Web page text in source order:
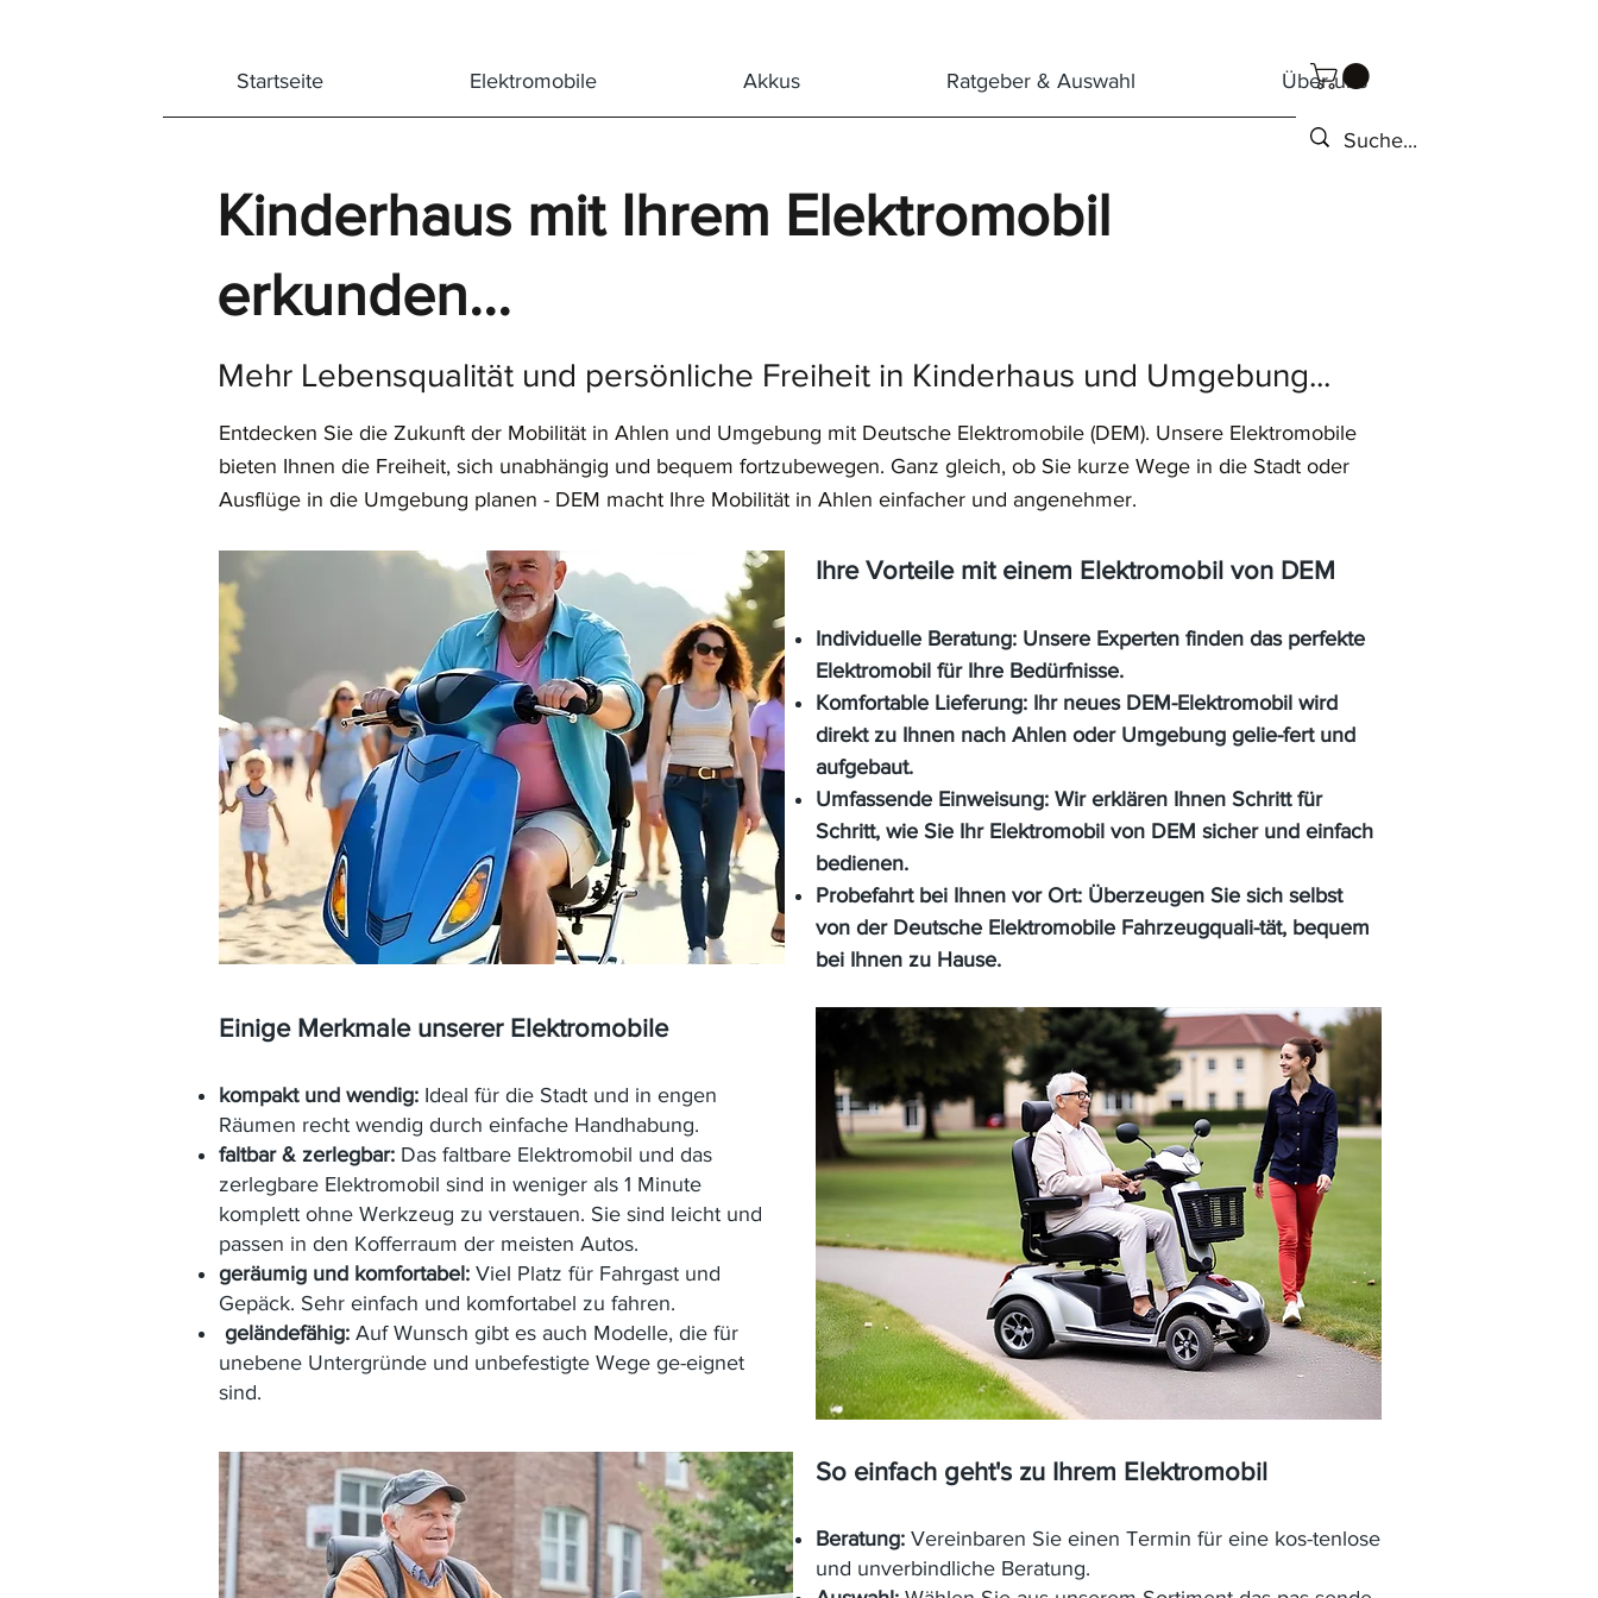
DeutscheElektromobile
®
de
Startseite Elektromobile Akkus Ratgeber & Auswahl Über uns
Kinderhaus mit Ihrem Elektromobil
erkunden...
Mehr Lebensqualität und persönliche Freiheit in Kinderhaus und Umgebung...
Entdecken Sie die Zukunft der Mobilität in Ahlen und Umgebung mit Deutsche Elektromobile (DEM). Unsere Elektromobile
bieten Ihnen die Freiheit, sich unabhängig und bequem fortzubewegen. Ganz gleich, ob Sie kurze Wege in die Stadt oder
Ausflüge in die Umgebung planen - DEM macht Ihre Mobilität in Ahlen einfacher und angenehmer.
Ihre Vorteile mit einem Elektromobil von DEM
Individuelle Beratung: Unsere Experten finden das perfekte
Elektromobil für Ihre Bedürfnisse.
Komfortable Lieferung: Ihr neues DEM-Elektromobil wird
direkt zu Ihnen nach Ahlen oder Umgebung gelie-fert und
aufgebaut.
Umfassende Einweisung: Wir erklären Ihnen Schritt für
Schritt, wie Sie Ihr Elektromobil von DEM sicher und einfach
bedienen.
Probefahrt bei Ihnen vor Ort: Überzeugen Sie sich selbst
von der Deutsche Elektromobile Fahrzeugquali-tät, bequem
bei Ihnen zu Hause.
Einige Merkmale unserer Elektromobile
kompakt und wendig: Ideal für die Stadt und in engen
Räumen recht wendig durch einfache Handhabung.
faltbar & zerlegbar: Das faltbare Elektromobil und das
zerlegbare Elektromobil sind in weniger als 1 Minute
komplett ohne Werkzeug zu verstauen. Sie sind leicht und
passen in den Kofferraum der meisten Autos.
geräumig und komfortabel: Viel Platz für Fahrgast und
Gepäck. Sehr einfach und komfortabel zu fahren.
geländefähig: Auf Wunsch gibt es auch Modelle, die für
unebene Untergründe und unbefestigte Wege ge-eignet
sind.
So einfach geht's zu Ihrem Elektromobil
Beratung: Vereinbaren Sie einen Termin für eine kos-tenlose
und unverbindliche Beratung.